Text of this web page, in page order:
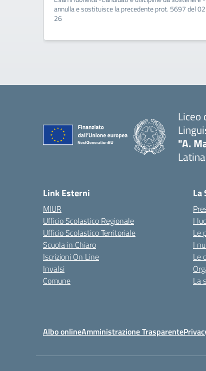
annulla e sostituisce la precedente prot. 5697 del
26
Liceo
"A.
Latina
Link Esterni
MIUR
Ufficio Scolastico Regionale
Ufficio Scolastico Territoriale
Scuola in Chiaro
Iscrizioni On Line
Invalsi
Comune
La
I
Le
I
Le
La
Albo onlineAmministrazione Trasparente